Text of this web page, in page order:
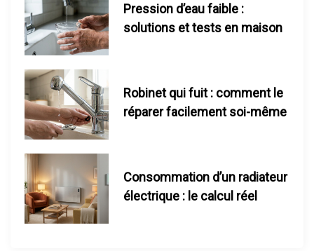
b
i
c
t
Pression d’eau faible :
solutions et tests en maison
Robinet qui fuit : comment le
réparer facilement soi-même
Consommation d’un radiateur
électrique : le calcul réel